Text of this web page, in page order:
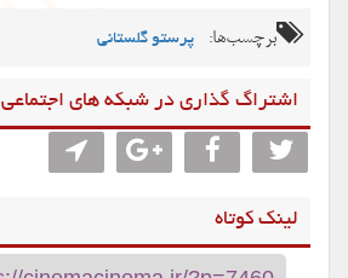
برچسب‌ها: پرستو گلستانی
اشتراگ گذاری در شبکه های اجتماعی
لینک کوتاه